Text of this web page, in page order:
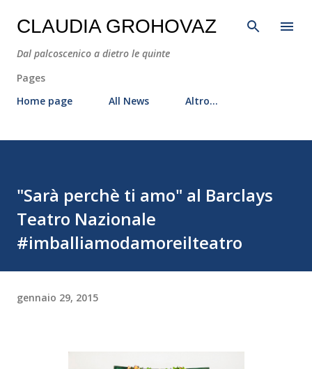
Passa ai contenuti principali
CLAUDIA GROHOVAZ
Dal palcoscenico a dietro le quinte
Pages
Home page
All News Altro…
"Sarà perchè ti amo" al Barclays
Teatro Nazionale
#imballiamodamoreilteatro
gennaio 29, 2015